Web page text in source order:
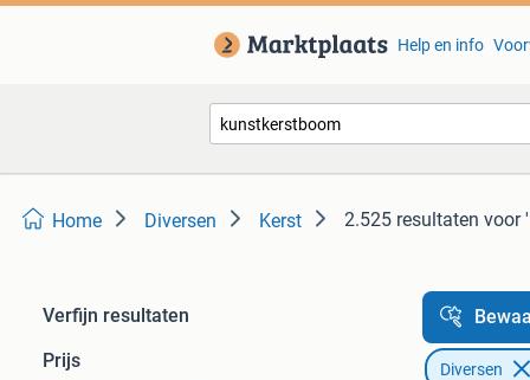
Help en info
Home Diversen Kerst 2.525 resultaten voor
Verfijn resultaten
Prijs
Diversen